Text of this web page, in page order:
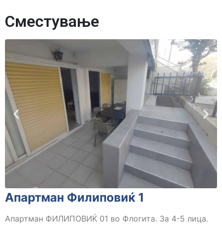
Сместување
Апартман Филиповиќ 1
Апартман ФИЛИПОВИЌ 01 во Флогита. За 4-5 лица.